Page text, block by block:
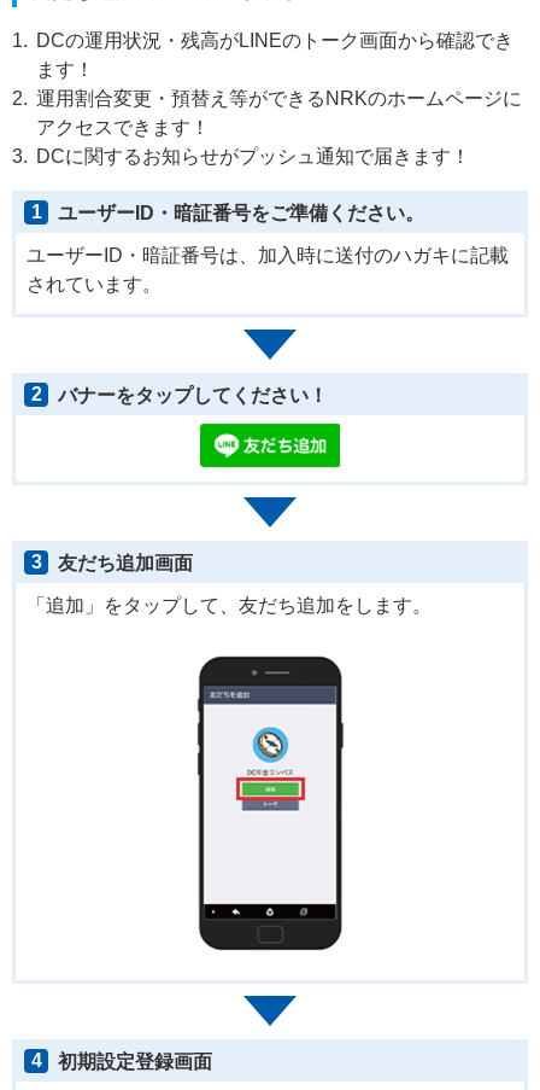
1. DCの運用状況・残高がLINEのトーク画面から確認でき
ます！
2. 運用割合変更・預替え等ができるNRKのホームページに
アクセスできます！
3. DCに関するお知らせがプッシュ通知で届きます！
1 ユーザーID・暗証番号をご準備ください。
ユーザーID・暗証番号は、加入時に送付のハガキに記載
されています。
2 バナーをタップしてください！
3 友だち追加画面
「追加」をタップして、友だち追加をします。
4 初期設定登録画面